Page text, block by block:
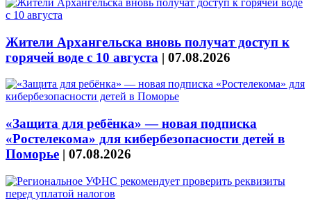
Жители Архангельска вновь получат доступ к
горячей воде с 10 августа | 07.08.2026
«Защита для ребёнка» — новая подписка
«Ростелекома» для кибербезопасности детей в
Поморье | 07.08.2026